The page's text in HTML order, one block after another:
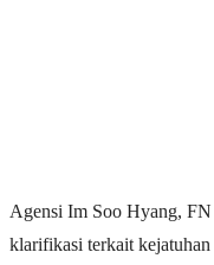
Agensi Im Soo Hyang,
klarifikasi terkait